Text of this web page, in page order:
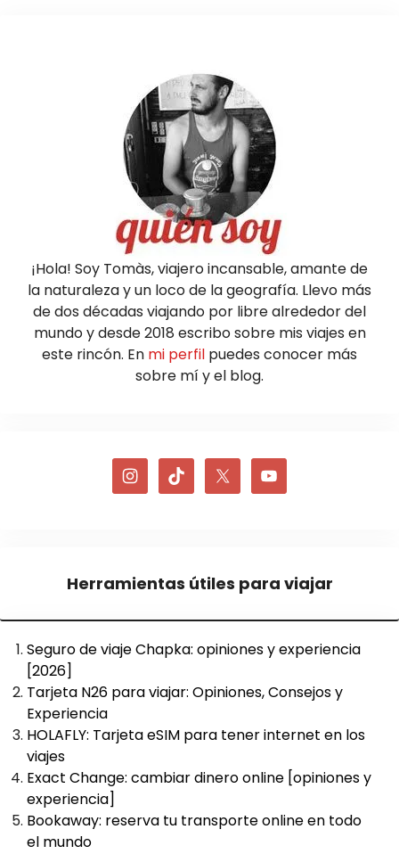
¡Hola! Soy Tomàs, viajero incansable, amante de
la naturaleza y un loco de la geografía. Llevo más
de dos décadas viajando por libre alrededor del
mundo y desde 2018 escribo sobre mis viajes en
este rincón. En mi perfil puedes conocer más
sobre mí y el blog.
Herramientas útiles para viajar
Seguro de viaje Chapka: opiniones y experiencia
[2026]
Tarjeta N26 para viajar: Opiniones, Consejos y
Experiencia
HOLAFLY: Tarjeta eSIM para tener internet en los
viajes
Exact Change: cambiar dinero online [opiniones y
experiencia]
Bookaway: reserva tu transporte online en todo
el mundo